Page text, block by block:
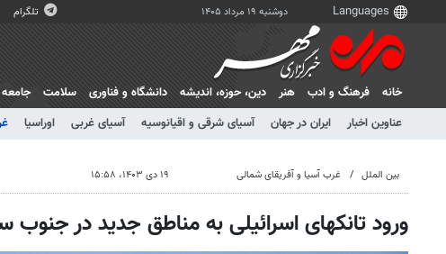
دوشنبه ۱۹ مرداد ۱۴۰۵ تلگرام
خانه فرهنگ و ادب هنر دين، حوزه، انديشه دانشگاه و فناوری سلامت جامعه
عناوین اخبار
ایران در جهان آسیای شرقی و اقیانوسیه آسیای غربی اوراسیا
بین الملل غرب آسیا و آفریقای شمالی ۱۹ دی ۱۴۰۳، ۱۵:۵۸
ورود تانکهای اسرائیلی به مناطق جدید در جنوب